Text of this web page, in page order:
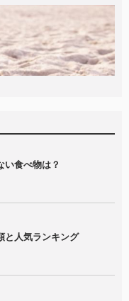
い食べ物は？
と人気ランキング